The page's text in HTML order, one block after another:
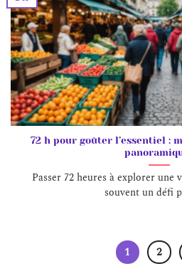
72 h pour goûter l’essentiel :
Passer 72 heures à explorer une
souvent un défi
1 2